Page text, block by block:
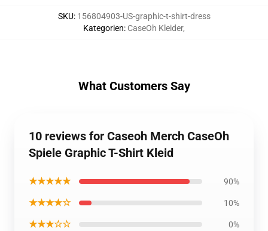
SKU: 156804903-US-graphic-t-shirt-dress
Kategorien: CaseOh Kleider,
What Customers Say
10 reviews for Caseoh Merch CaseOh
Spiele Graphic T-Shirt Kleid
★★★★★ 90%
★★★★☆ 10%
★★★☆☆ 0%